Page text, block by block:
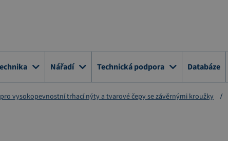
Nářadí Technická podpora Databáze
vysokopevnostní trhací nýty a tvarové čepy se závěrnými kroužky